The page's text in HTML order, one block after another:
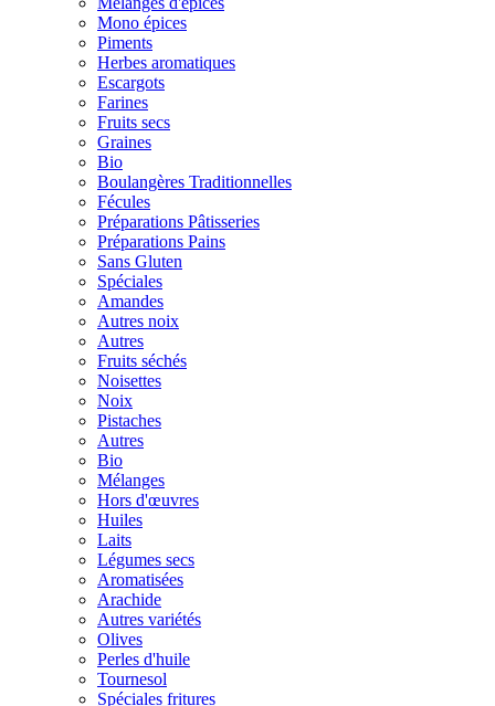
Mono épices
Piments
Herbes aromatiques
Escargots
Farines
Fruits secs
Graines
Bio
Boulangères Traditionnelles
Fécules
Préparations Pâtisseries
Préparations Pains
Sans Gluten
Spéciales
Amandes
Autres noix
Autres
Fruits séchés
Noisettes
Noix
Pistaches
Autres
Bio
Mélanges
Hors d'œuvres
Huiles
Laits
Légumes secs
Aromatisées
Arachide
Autres variétés
Olives
Perles d'huile
Tournesol
Spéciales fritures